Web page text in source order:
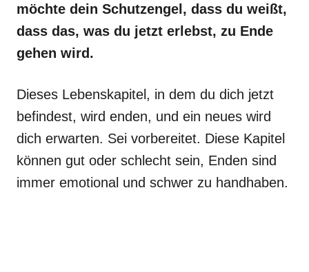
möchte dein Schutzengel, dass du weißt,
dass das, was du jetzt erlebst, zu Ende
gehen wird.
Dieses Lebenskapitel, in dem du dich jetzt
befindest, wird enden, und ein neues wird
dich erwarten. Sei vorbereitet. Diese Kapitel
können gut oder schlecht sein, Enden sind
immer emotional und schwer zu handhaben.